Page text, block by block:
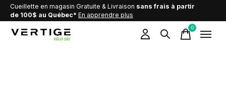
Cueillette en magasin Gratuite & Livraison sans frais à partir
de 100$ au Québec* En apprendre plus
0items